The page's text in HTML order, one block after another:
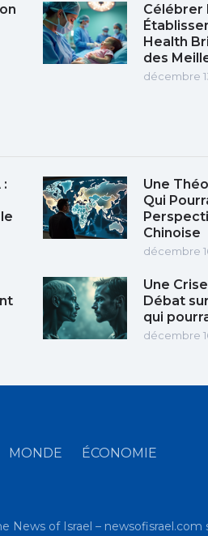
Célébrer
Health
des
décembre
:
Une
Qui
Chinoise
décembre
Une
Débat
qui
décembre
MONDE
ÉCONOMIE
News of Israel –